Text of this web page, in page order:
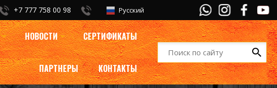
+7 777 758 00 98 Русский
НОВОСТИ СЕРТИФИКАТЫ
ПАРТНЕРЫ КОНТАКТЫ